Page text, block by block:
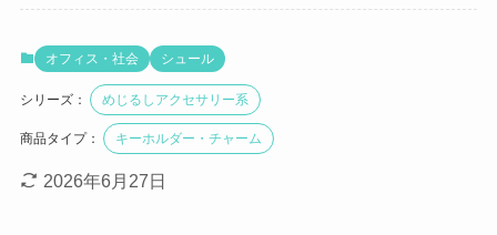
オフィス・社会 シュール
シリーズ： めじるしアクセサリー系
商品タイプ： キーホルダー・チャーム
2026年6月27日